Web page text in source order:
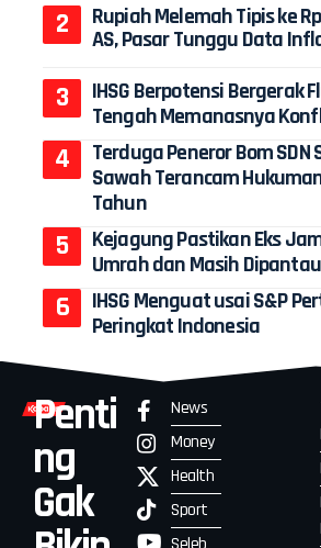
Rupiah Melemah Tipis ke
AS, Pasar Tunggu Data
IHSG Berpotensi Bergerak
Tengah Memanasnya
Terduga Peneror Bom SDN
Sawah Terancam
Tahun
Kejagung Pastikan Eks
Umrah dan Masih
IHSG Menguat usai S&P
Peringkat Indonesia
Penti
ng
Gak
News
Money
Health
Sport